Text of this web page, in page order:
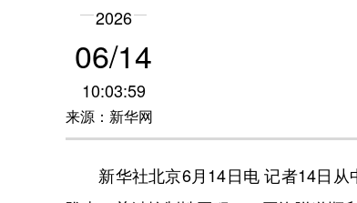
2026
06/14
10:03:59
来源：新华网
新华社北京6月14日电 记者14日从